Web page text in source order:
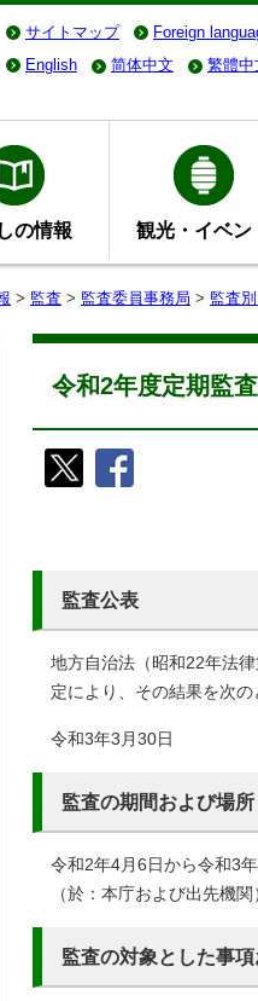
サイトマップ Foreign
English
简体中文 繁體中
の情報 観光・イベン
> 監査 > 監査委員事務局 > 監査
令和2年度定期監
監査公表
地方自治法（昭和22年法
定により、その結果を次の
令和3年3月30日
監査の期間および場所
令和2年4月6日から令和3
（於：本庁および出先機関
監査の対象とした事